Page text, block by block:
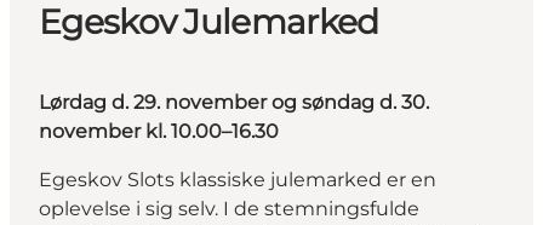
Egeskov Julemarked
Lørdag d. 29. november og søndag d. 30.
november kl. 10.00–16.30
Egeskov Slots klassiske julemarked er en
oplevelse i sig selv. I de stemningsfulde